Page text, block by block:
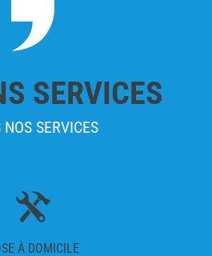
SERVICES
NOS SERVICES
À DOMICILE